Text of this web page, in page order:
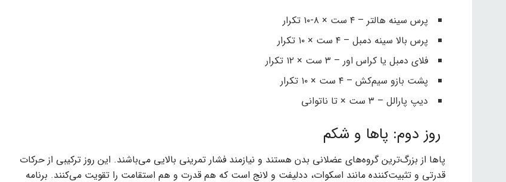
پرس سینه هالتر – ۴ ست × ۸-۱۰ تکرار
پرس بالا سینه دمبل – ۴ ست × ۱۰ تکرار
فلای دمبل یا کراس اور – ۳ ست × ۱۲ تکرار
پشت بازو سیم‌کش – ۴ ست × ۱۰ تکرار
دیپ پارالل – ۳ ست × تا ناتوانی
روز دوم: پاها و شکم
پاها از بزرگ‌ترین گروه‌های عضلانی بدن هستند و نیازمند فشار تمرینی بالایی می‌باشند. این روز ترکیبی از حرکات
قدرتی و تثبیت‌کننده مانند اسکوات، ددلیفت و لانج است که هم قدرت و هم استقامت را تقویت می‌کنند. برنامه